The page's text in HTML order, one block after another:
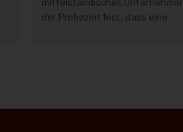
der Probezeit fest, dass eine